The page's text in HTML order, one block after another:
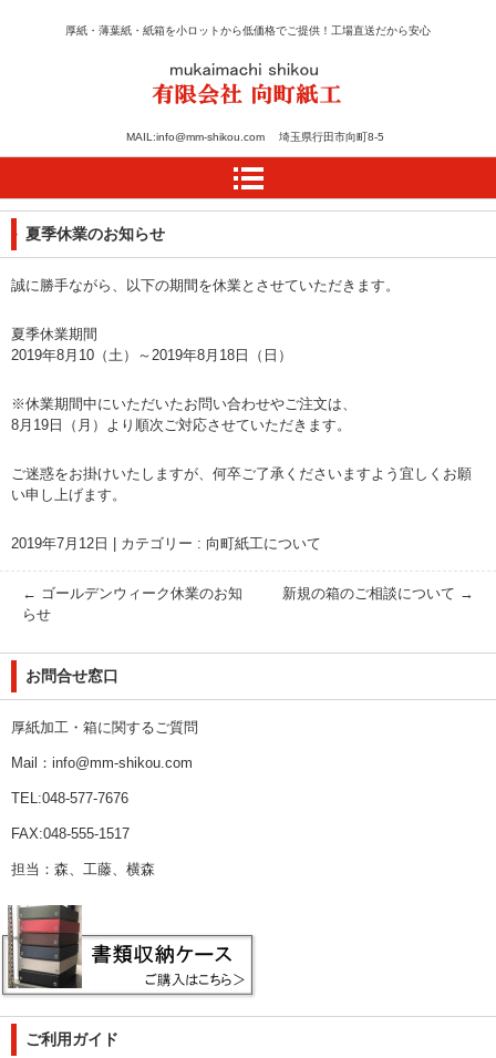
紙のカット・加工・箱の
設計は向町紙工
厚紙・薄葉紙・紙箱を小ロットから低価格でご提供！工場直送だから安心
MAIL:info@mm-shikou.com 埼玉県行田市向町8-5
夏季休業のお知らせ
誠に勝手ながら、以下の期間を休業とさせていただきます。
夏季休業期間
2019年8月10（土）～2019年8月18日（日）
※休業期間中にいただいたお問い合わせやご注文は、
8月19日（月）より順次ご対応させていただきます。
ご迷惑をお掛けいたしますが、何卒ご了承くださいますよう宜しくお願
い申し上げます。
2019年7月12日 カテゴリー : 向町紙工について
← ゴールデンウィーク休業のお知
らせ
新規の箱のご相談について →
お問合せ窓口
厚紙加工・箱に関するご質問
Mail：info@mm-shikou.com
TEL:048-577-7676
FAX:048-555-1517
担当：森、工藤、横森
ご利用ガイド